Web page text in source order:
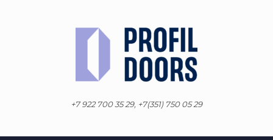
+7 922 700 35 29, +7(351) 750 05 29